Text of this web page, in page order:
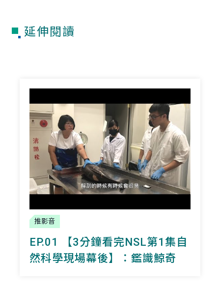
延伸閱讀
推影音
EP.01 【3分鐘看完NSL第1集自
然科學現場幕後】：鑑識鯨奇